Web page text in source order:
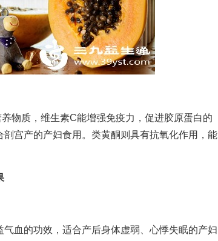
质，维生素C能增强免疫力，促进胶原蛋白的
宫产的产妇食用。类黄酮则具有抗氧化作用，能
血的功效，适合产后身体虚弱、心悸失眠的产妇